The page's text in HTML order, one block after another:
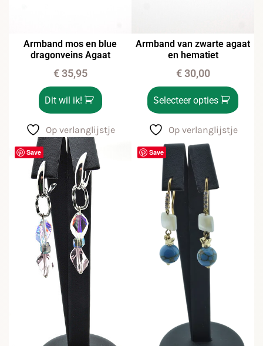
Armband mos en blue
dragonveins Agaat
€35,95
Dit wil ik!
Op verlanglijstje
Armband van zwarte agaat
en hematiet
€30,00
Selecteer opties
Op verlanglijstje
Save Save